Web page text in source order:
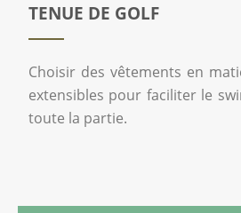
TENUE DE GOLF
Choisir des vêtements en
extensibles pour faciliter le
toute la partie.